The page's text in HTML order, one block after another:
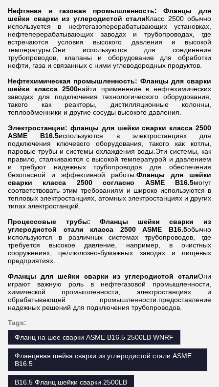
Нефтяная и газовая промышленность:
Фланцы для
шейки сварки из углеродистой сталиКласс 2500 обычно
используется в нефтегазоперерабатывающих установках,
нефтеперерабатывающих заводах и трубопроводах, где
встречаются условия высокого давления и высокой
температуры.Они используются для соединения
трубопроводов, клапаны и оборудование для обработки
нефти, газа и связанных с ними углеводородных продуктов.
Нефтехимическая промышленность: Фланцы для сварки
шейки класса 2500найти применение в нефтехимических
заводах для подключения технологического оборудования,
такого как реакторы, дистилляционные колонны,
теплообменники и другие сосуды высокого давления.
Электростанции: фланцы для шейки сварки класса 2500
ASME B16.5используются в электростанциях для
подключения ключевого оборудования, такого как котлы,
паровые трубы и системы охлаждения воды.Эти системы, как
правило, сталкиваются с высокой температурой и давлением
и требуют надежных трубопроводов для обеспечения
безопасной и эффективной работы.Фланцы для шейки
сварки класса 2500 согласно ASME B16.5могут
соответствовать этим требованиям и широко используются в
тепловых электростанциях, атомных электростанциях и других
типах электростанций.
Процессовые трубы: Фланцы шейки сварки из
углеродистой стали класса 2500 ASME B16.5обычно
используются в различных системах трубопроводов, где
требуется высокое давление, например, в очистных
сооружениях, целлюлозно-бумажных заводах и пищевых
предприятиях.
Фланцы для шейки сварки из углеродистой сталиОни
играют важную роль в нефтегазовой промышленности,
химической промышленности, электростанциях и
обрабатывающей промышленности.предоставление
надежных решений для подключения трубопроводов.
Tags:
Фланц на шее сварки ASME B16.5 2500LB WNRF
Фланцевая шейка сварки из углеродистой стали ASME
B16.5
B16.5 Фланц шейки сварки 2500LB